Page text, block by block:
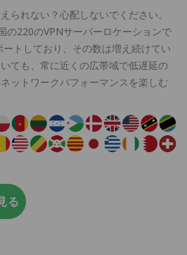
られない？心配しないでください。
の220のVPNサーバーロケーションで
トしており、その数は増え続けてい
ても、常に近くの広帯域で低遅延の
ットワークパフォーマンスを楽しむ
る